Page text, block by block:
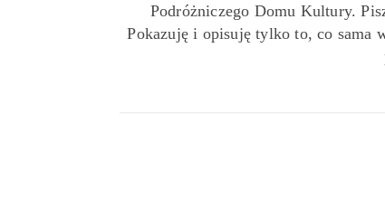
Podróżniczego Domu Kultury.
Pokazuję i opisuję tylko to, co sama